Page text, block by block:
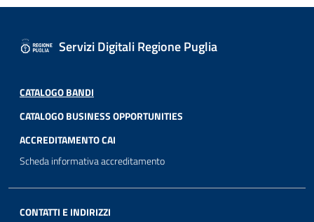
Servizi Digitali Regione Puglia
CATALOGO BANDI
CATALOGO BUSINESS OPPORTUNITIES
ACCREDITAMENTO CAI
Scheda informativa accreditamento
CONTATTI E INDIRIZZI